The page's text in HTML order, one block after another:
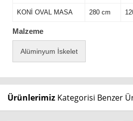
KONİ OVAL MASA 280 cm
Malzeme
Alüminyum İskelet
Ürünlerimiz Kategorisi Benzer